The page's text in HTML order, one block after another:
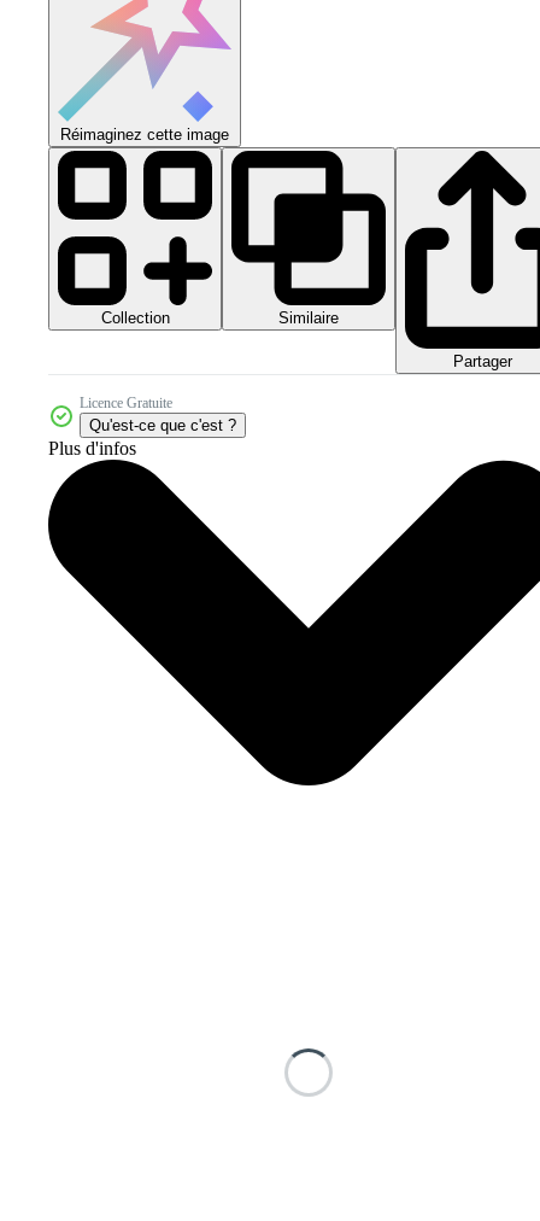
Réimaginez cette image
Collection Similaire
Partager
Licence Gratuite
Qu'est-ce que c'est ?
Plus d'infos